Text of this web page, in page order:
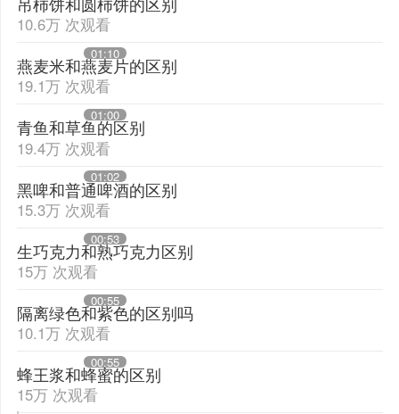
01:10
10.6万 次观看
01:00
燕麦米和燕麦片的区别
19.1万 次观看
01:02
青鱼和草鱼的区别
19.4万 次观看
00:53
黑啤和普通啤酒的区别
15.3万 次观看
00:55
生巧克力和熟巧克力区别
15万 次观看
00:55
隔离绿色和紫色的区别吗
10.1万 次观看
蜂王浆和蜂蜜的区别
15万 次观看